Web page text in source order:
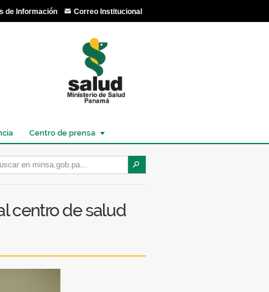
de Información Correo Institucional
Centro de prensa
centro de salud